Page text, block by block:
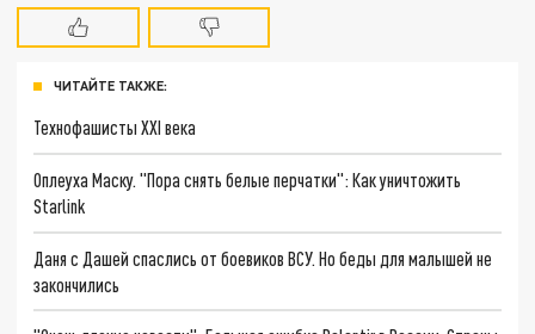
ЧИТАЙТЕ ТАКЖЕ:
Технофашисты XXI века
Оплеуха Маску. "Пора снять белые перчатки": Как уничтожить
Starlink
Даня с Дашей спаслись от боевиков ВСУ. Но беды для малышей не
закончились